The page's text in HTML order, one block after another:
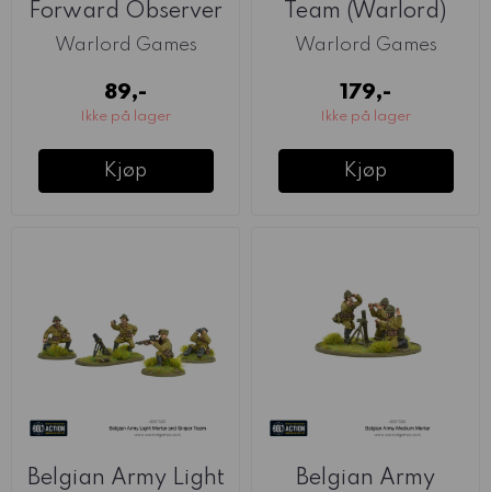
Forward Observer
Team (Warlord)
Warlord Games
89,-
Ikke på lager
Kjøp
Team (Warlord)
Warlord Games
179,-
Ikke på lager
Kjøp
Belgian Army Light
Belgian Army